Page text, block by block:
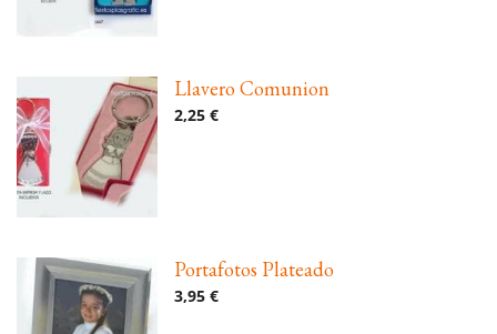
Llavero Comunion
2,25 €
Portafotos Plateado
3,95 €